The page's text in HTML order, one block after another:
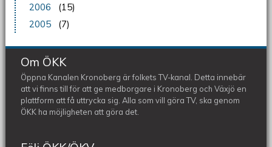
2006
(15)
2005
(7)
Om ÖKK
Öppna Kanalen Kronoberg är folkets TV-kanal. Detta innebär
att vi finns till för att ge medborgare i Kronoberg och Växjö en
plattform att få uttrycka sig. Alla som vill göra TV, ska genom
ÖKK ha möjligheten att göra det.